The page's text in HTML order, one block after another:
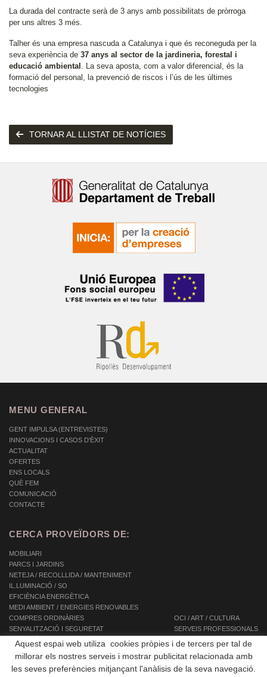
La durada del contracte serà de 3 anys amb possibilitats de pròrroga
per uns altres 3 més.
Talher és una empresa nascuda a Catalunya i que és reconeguda per la
seva experiència de 37 anys al sector de la jardineria, forestal i
educació ambiental . La seva aposta, com a valor diferencial, és la
formació del personal, la prevenció de riscos i l’ús de les últimes
tecnologies
TORNAR AL LLISTAT DE NOTÍCIES
MENU GENERAL
GENT IMPULSA (ENTREVISTES)
INNOVACIONS I CASOS D'ÈXIT
ACTUALITAT
OFERTES
ENS LOCALS
QUÈ FEM
COMUNICACIÓ
CONTACTE
CERCA PROVEÏDORS DE:
MOBILIARI
PARCS I JARDINS
NETEJA / RECOLLLIDA / MANTENIMENT
IL.LUMINACIÓ / SO
EFICIÈNCIA ENERGÈTICA
MEDI AMBIENT / ENERGIES RENOVABLES
COMPRES ORDINÀRIES
SENYALITZACIÓ I SEGURETAT
INFORMÀTICA / TIC / TELECOMUNICACIONS
AUTOMOCIÓ / TRANSPORT / MOBILITAT
EQUIPAMENTS
OBRES PÚBLIQUES / CONSTRUCCIÓ
OCI / ART / CULTURA
SERVEIS PROFESSIONALS
SERVEIS INTEGRALS
SERVEIS A LES PERSONES
Aquest espai web utiliza cookies pròpies i de tercers per tal de
millorar els nostres serveis i mostrar publicitat relacionada amb
les seves preferències mitjançant l'anàlisis de la seva navegació.